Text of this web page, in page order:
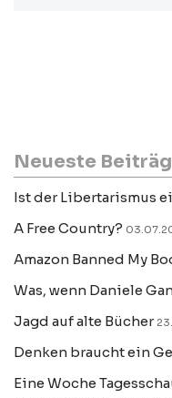
Neueste
Ist der Libertarismus
A Free Country?
Amazon Banned My
Was, wenn Daniele
Jagd auf alte Bücher
Denken braucht ein
Eine Woche